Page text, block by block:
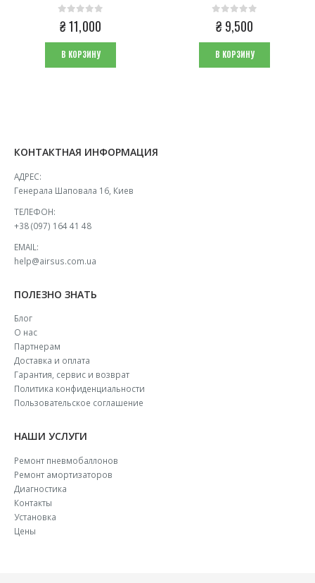
КОНТАКТНАЯ ИНФОРМАЦИЯ
АДРЕС:
Генерала Шаповала 16, Киев
ТЕЛЕФОН:
+38 (097) 164 41 48
EMAIL:
help@airsus.com.ua
ПОЛЕЗНО ЗНАТЬ
Блог
О нас
Партнерам
Доставка и оплата
Гарантия, сервис и возврат
Политика конфиденциальности
Пользовательское соглашение
НАШИ УСЛУГИ
Ремонт пневмобаллонов
Ремонт амортизаторов
Диагностика
Контакты
Установка
Цены